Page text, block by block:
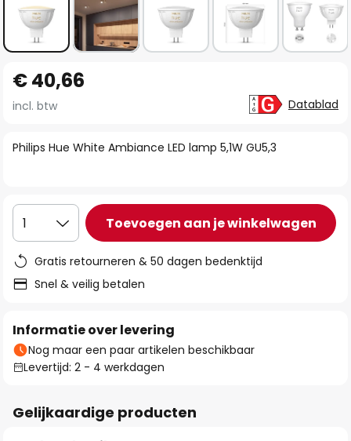
naar
het
van
gallerij
Philips Hue White Ambiance LED lamp 5,1W GU5,3
€ 40,66
incl. btw Datablad
1 Toevoegen aan je winkelwagen
Gratis retourneren & 50 dagen bedenktijd
Snel & veilig betalen
Informatie over levering
Nog maar een paar artikelen beschikbaar
Levertijd: 2 - 4 werkdagen
Gelijkaardige producten